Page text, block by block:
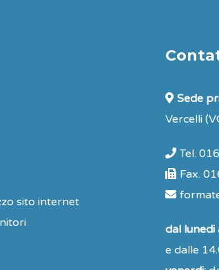
sito internet
Sede
Vercelli
Tel.
Fax.
dal lunedi
e dalle